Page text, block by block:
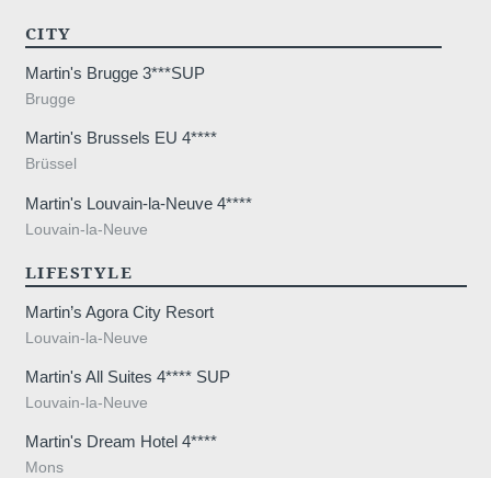
CITY
Martin's Brugge 3***SUP
Brugge
Martin's Brussels EU 4****
Brüssel
Martin's Louvain-la-Neuve 4****
Louvain-la-Neuve
LIFESTYLE
Martin’s Agora City Resort
Louvain-la-Neuve
Martin's All Suites 4**** SUP
Louvain-la-Neuve
Martin's Dream Hotel 4****
Mons